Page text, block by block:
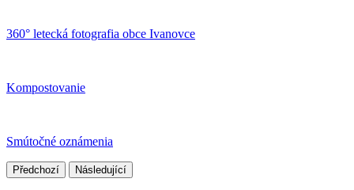
360° letecká fotografia obce Ivanovce
Kompostovanie
Smútočné oznámenia
Předchozí Následující